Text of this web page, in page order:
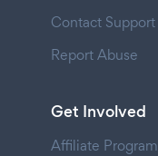
Contact Support
Report Abuse
Get Involved
Affiliate Program